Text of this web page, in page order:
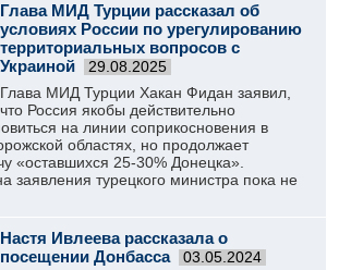
Глава МИД Турции рассказал об
условиях России по урегулированию
территориальных вопросов с
Украиной
29.08.2025
Глава МИД Турции Хакан Фидан заявил,
что Россия якобы действительно
на линии соприкосновения в
областях, но продолжает
«оставшихся 25-30% Донецка».
заявления турецкого министра пока не
Настя Ивлеева рассказала о
посещении Донбасса
03.05.2024